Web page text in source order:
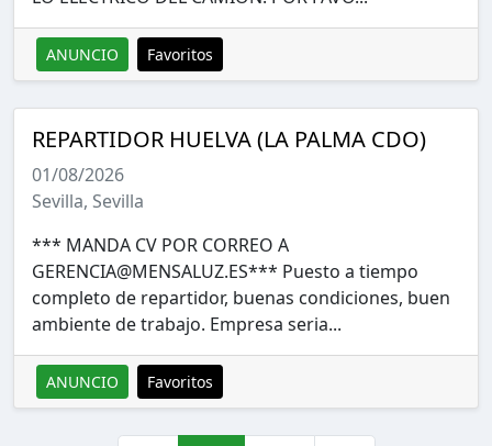
ANUNCIO Favoritos
REPARTIDOR HUELVA (LA PALMA CDO)
01/08/2026
Sevilla, Sevilla
*** MANDA CV POR CORREO A
GERENCIA@MENSALUZ.ES*** Puesto a tiempo
completo de repartidor, buenas condiciones, buen
ambiente de trabajo. Empresa seria...
ANUNCIO Favoritos